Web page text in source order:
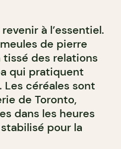
revenir à l’essentiel.
de pierre
tissé des relations
qui pratiquent
Les céréales sont
de Toronto,
dans les heures
pour la